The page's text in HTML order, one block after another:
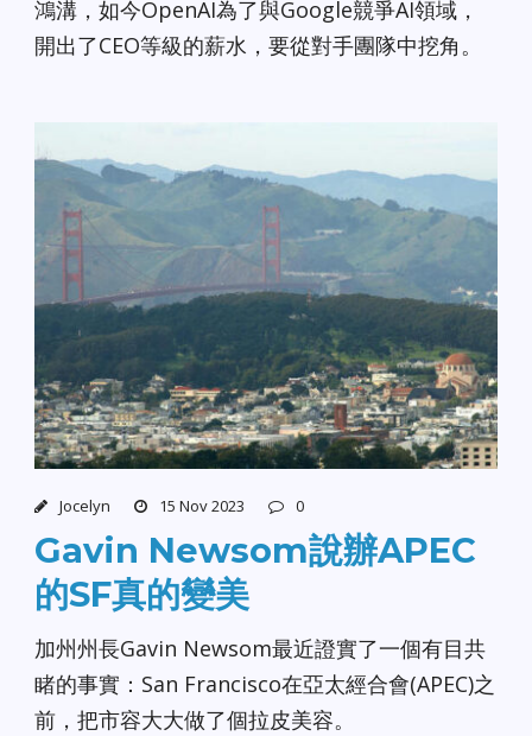
鴻溝，如今OpenAI為了與Google競爭AI領域，
開出了CEO等級的薪水，要從對手團隊中挖角。
Jocelyn 15 Nov 2023 0
Gavin Newsom說辦APEC
的SF真的變美
加州州長Gavin Newsom最近證實了一個有目共
睹的事實：San Francisco在亞太經合會(APEC)之
前，把市容大大做了個拉皮美容。